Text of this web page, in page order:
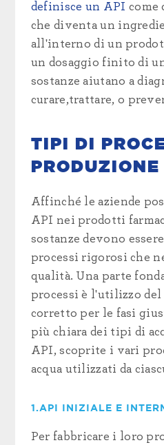
definisce un API come
che diventa un
all'interno di un
un dosaggio finito di
sostanze aiutano a
curare,trattare, o
TIPI DI
PRODUZIONE
Affinché le aziende
API nei prodotti
sostanze devono
processi rigorosi che
qualità. Una parte
processi è l'utilizzo del
corretto per le fasi
più chiara dei tipi di
API, scoprite i vari
acqua utilizzati da
1.API INIZIALE E
Per fabbricare i loro